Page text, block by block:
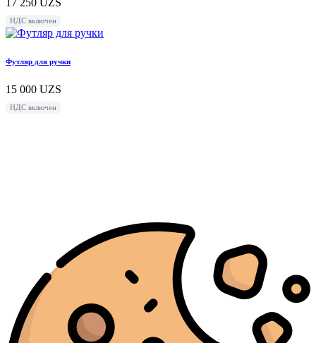
17 250 UZS
НДС включен
Футляр для ручки
15 000 UZS
НДС включен